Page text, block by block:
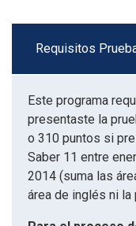
Requisitos
Este programa
presentaste la
o 310 puntos si
Saber 11 entre
2014 (suma las
área de inglés ni la